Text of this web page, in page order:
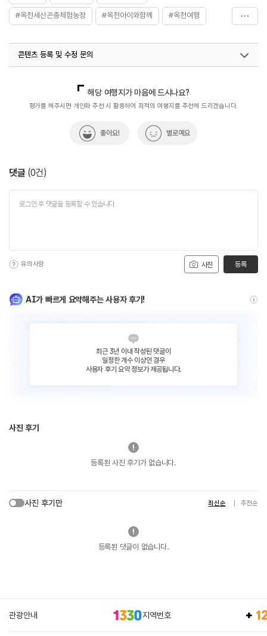
#옥천세산곤충체험농장 #옥천아이와함께 #옥천여행
콘텐츠 등록 및 수정 문의
해당 여행지가 마음에 드시나요?
평가를 해주시면 개인화 추천 시 활용하여 최적의 여행지를 추천해 드리겠습니다.
좋아요! 별로예요
댓글 (0건)
사진
유의사항 등록
AI가 빠르게 요약해주는 사용자 후기!
최근 3년 이내 작성된 댓글이
일정한 개수 이상인 경우
사용자 후기 요약 정보가 제공됩니다.
사진 후기
등록된 사진 후기가 없습니다.
사진 후기만 최신순 추천순
등록된 댓글이 없습니다.
관광안내 지역번호